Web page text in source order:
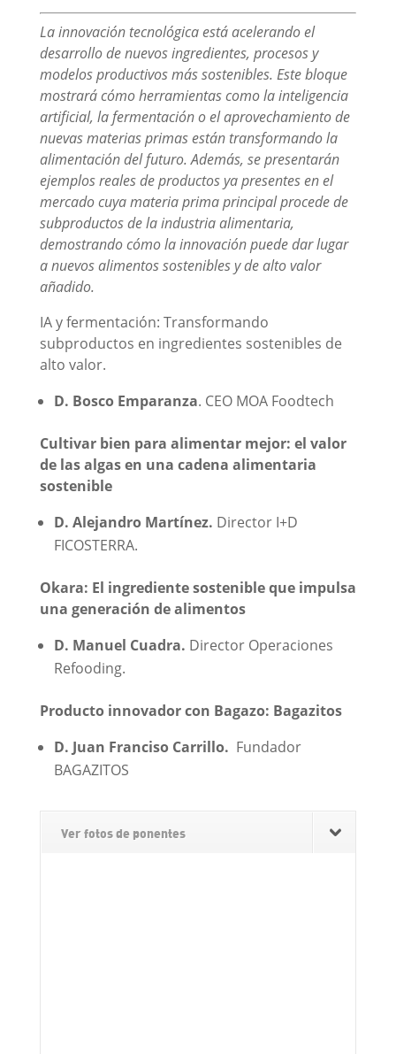
La innovación tecnológica está acelerando el
desarrollo de nuevos ingredientes, procesos y
modelos productivos más sostenibles. Este bloque
mostrará cómo herramientas como la inteligencia
artificial, la fermentación o el aprovechamiento de
nuevas materias primas están transformando la
alimentación del futuro. Además, se presentarán
ejemplos reales de productos ya presentes en el
mercado cuya materia prima principal procede de
subproductos de la industria alimentaria,
demostrando cómo la innovación puede dar lugar
a nuevos alimentos sostenibles y de alto valor
añadido.
IA y fermentación: Transformando
subproductos en ingredientes sostenibles de
alto valor.
D. Bosco Emparanza. CEO MOA Foodtech
Cultivar bien para alimentar mejor: el valor
de las algas en una cadena alimentaria
sostenible
D. Alejandro Martínez. Director I+D
FICOSTERRA.
Okara: El ingrediente sostenible que impulsa
una generación de alimentos
D. Manuel Cuadra. Director Operaciones
Refooding.
Producto innovador con Bagazo: Bagazitos
D. Juan Franciso Carrillo. Fundador
BAGAZITOS
Ver fotos de ponentes